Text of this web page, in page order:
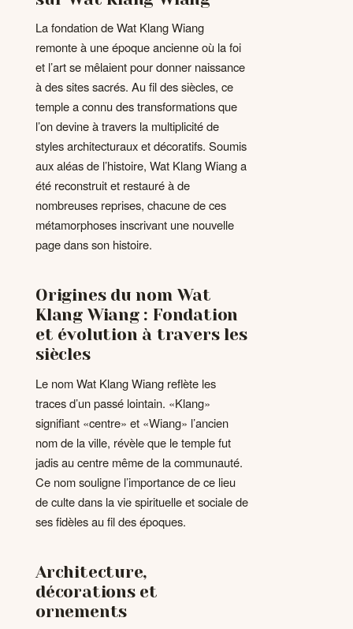
La fondation de Wat Klang Wiang
remonte à une époque ancienne où la foi
et l’art se mêlaient pour donner naissance
à des sites sacrés. Au fil des siècles, ce
temple a connu des transformations que
l’on devine à travers la multiplicité de
styles architecturaux et décoratifs. Soumis
aux aléas de l’histoire, Wat Klang Wiang a
été reconstruit et restauré à de
nombreuses reprises, chacune de ces
métamorphoses inscrivant une nouvelle
page dans son histoire.
Origines du nom Wat
Klang Wiang : Fondation
et évolution à travers les
siècles
Le nom Wat Klang Wiang reflète les
traces d’un passé lointain. «Klang»
signifiant «centre» et «Wiang» l’ancien
nom de la ville, révèle que le temple fut
jadis au centre même de la communauté.
Ce nom souligne l’importance de ce lieu
de culte dans la vie spirituelle et sociale de
ses fidèles au fil des époques.
Architecture,
décorations et
ornements